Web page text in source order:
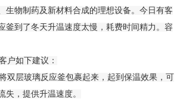
生物制药及新材料合成的理想设备。今日有客
釜到了冬天升温速度太慢，耗费时间精力。容
户如下建议：
双层玻璃反应釜包裹起来，起到保温效果，可
失，提供升温速度。